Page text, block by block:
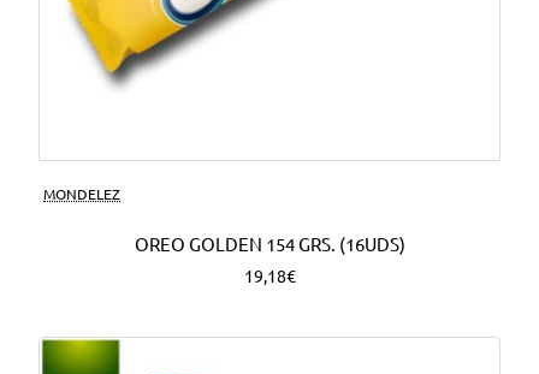
MONDELEZ
OREO GOLDEN 154 GRS. (16UDS)
19,18€